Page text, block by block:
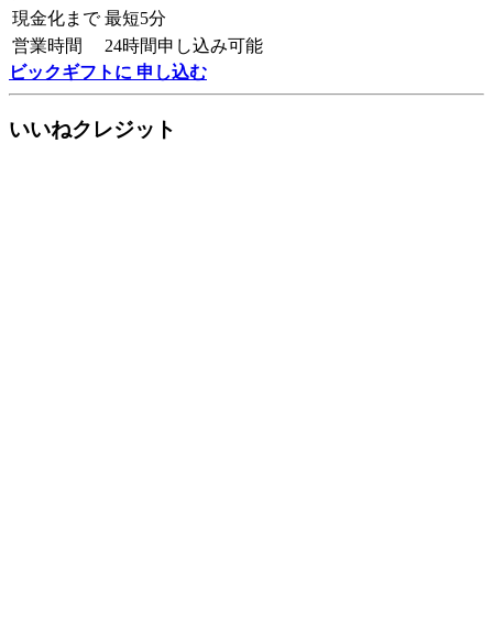
現金化まで 最短5分
営業時間
24時間申し込み可能
ビックギフトに 申し込む
いいねクレジット